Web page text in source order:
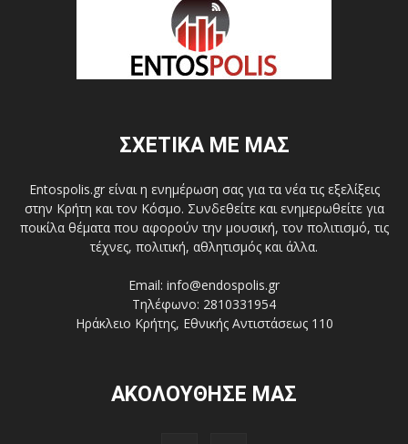
ΣΧΕΤΙΚΑ ΜΕ ΜΑΣ
Entospolis.gr είναι η ενημέρωση σας για τα νέα τις εξελίξεις
στην Κρήτη και τον Κόσμο. Συνδεθείτε και ενημερωθείτε για
ποικίλα θέματα που αφορούν την μουσική, τον πολιτισμό, τις
τέχνες, πολιτική, αθλητισμός και άλλα.
Email: info@endospolis.gr
Τηλέφωνο: 2810331954
Ηράκλειο Κρήτης, Εθνικής Αντιστάσεως 110
ΑΚΟΛΟΥΘΗΣΕ ΜΑΣ